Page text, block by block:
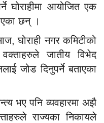
घोराहीमा आयोजित एक
छन् ।
घोराही नगर कमिटीको
जातीय विभेद
जोड दिनुपर्ने बताएका
भए पनि व्यवहारमा अझै
राज्यका निकायले